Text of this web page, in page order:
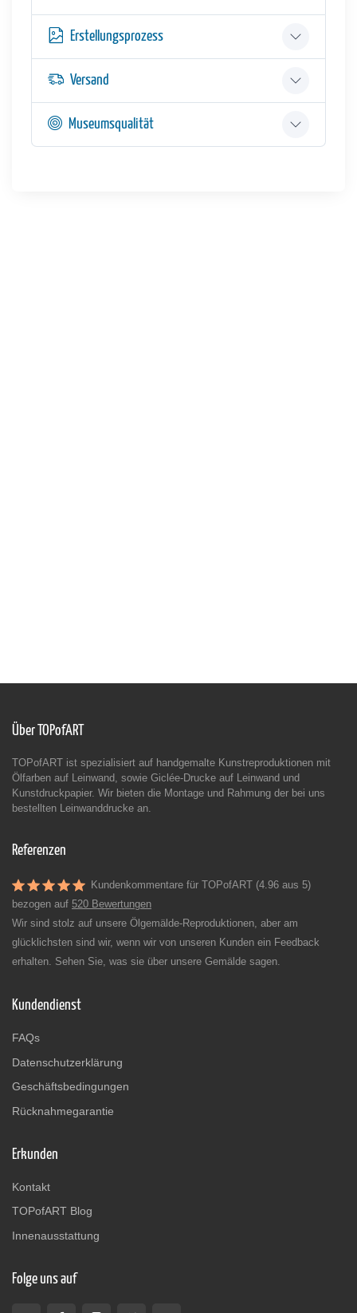
Erstellungsprozess
Versand
Museumsqualität
Über TOPofART
TOPofART ist spezialisiert auf handgemalte Kunstreproduktionen mit
Ölfarben auf Leinwand, sowie Giclée-Drucke auf Leinwand und
Kunstdruckpapier. Wir bieten die Montage und Rahmung der bei uns
bestellten Leinwanddrucke an.
Referenzen
Kundenkommentare für TOPofART (4.96 aus 5)
bezogen auf 520 Bewertungen
Wir sind stolz auf unsere Ölgemälde-Reproduktionen, aber am
glücklichsten sind wir, wenn wir von unseren Kunden ein Feedback
erhalten. Sehen Sie, was sie über unsere Gemälde sagen.
Kundendienst
FAQs
Datenschutzerklärung
Geschäftsbedingungen
Rücknahmegarantie
Erkunden
Kontakt
TOPofART Blog
Innenausstattung
Folge uns auf